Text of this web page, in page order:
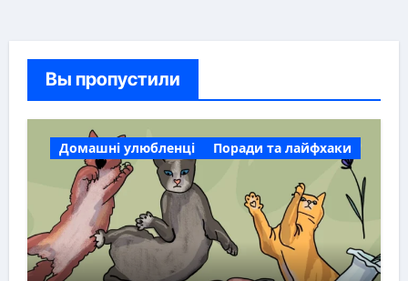
Вы пропустили
Домашні улюбленці Поради та лайфхаки